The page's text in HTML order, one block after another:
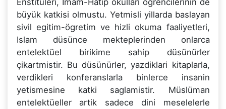
Enstitüleri, Imam-Hatip okullari ögrencilerinin de
büyük katkisi olmustu. Yetmisli yillarda baslayan
sivil egitim-ögretim ve hizli okuma faaliyetleri,
Islam düsünce mekteplerinden onlarca
entelektüel birikime sahip düsünürler
çikartmistir. Bu düsünürler, yazdiklari kitaplarla,
verdikleri konferanslarla binlerce insanin
yetismesine katki saglamistir. Müslüman
entelektüeller artik sadece dini meselelerle